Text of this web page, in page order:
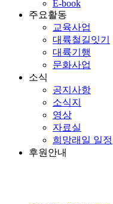
E-book
주요활동
교육사업
대륙철길잇기
대륙기행
문화사업
소식
공지사항
소식지
영상
자료실
희망래일 일정
후원안내